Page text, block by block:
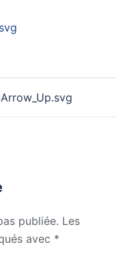
publiée. Les
avec *